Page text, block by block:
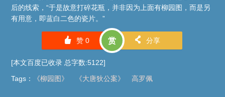
后的线索，“于是故意打碎花瓶，并非因为上面有柳园图，而是另
有用意，即蓝白二色的瓷片。”
󰄼 赞 0 赏 󰄯 分享
[本文百度已收录 总字数:5122]
Tags ： 《柳园图》 《大唐狄公案》 高罗佩